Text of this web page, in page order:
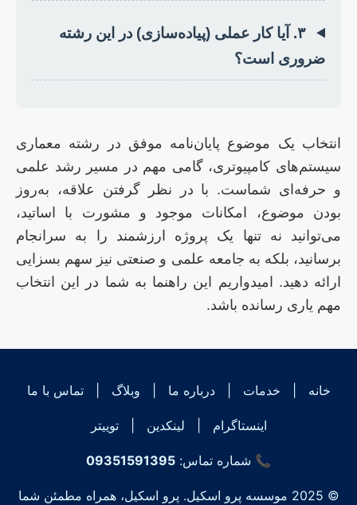
۳. آیا کار عملی (پیاده‌سازی) در این رشته
ضروری است؟
انتخاب یک موضوع پایان‌نامه موفق در رشته معماری
سیستم‌های کامپیوتری، گامی مهم در مسیر رشد علمی
و حرفه‌ای شماست. با در نظر گرفتن علاقه، به‌روز
بودن موضوع، امکانات موجود و مشورت با اساتید،
می‌توانید نه تنها یک پروژه ارزشمند را به سرانجام
برسانید، بلکه به جامعه علمی و صنعتی نیز سهم بسزایی
ارائه دهید. امیدواریم این راهنما به شما در این انتخاب
مهم یاری رسانده باشد.
خانه خدمات درباره ما وبلاگ تماس با ما
اینستاگرام لینکدین توییتر
📞 شماره تماس: 09351591395
© 2025 موسسه پرو اسکیل. پرو اسکیل، همراه مطمئن شما